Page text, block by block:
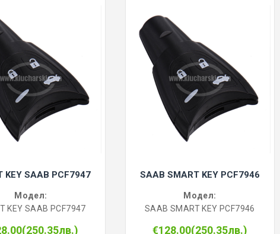
KEY SAAB PCF7947
Модел:
KEY SAAB PCF7947
SAAB SMART KEY PCF7946
Модел:
SAAB SMART KEY PCF7946
€128.00(250.35лв.)